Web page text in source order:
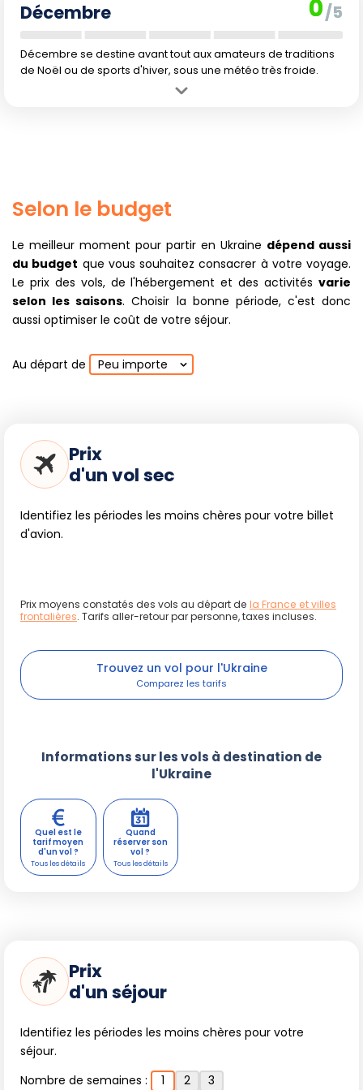
Décembre 0/5
Décembre se destine avant tout aux amateurs de traditions
de Noël ou de sports d'hiver, sous une météo très froide.
Selon le budget
Le meilleur moment pour partir en Ukraine dépend aussi
du budget que vous souhaitez consacrer à votre voyage.
Le prix des vols, de l'hébergement et des activités varie
selon les saisons. Choisir la bonne période, c'est donc
aussi optimiser le coût de votre séjour.
Au départ de Peu importe
Prix
d'un vol sec
Identifiez les périodes les moins chères pour votre billet
d'avion.
Prix moyens constatés des vols au départ de la France et villes
frontalières. Tarifs aller-retour par personne, taxes incluses.
Trouvez un vol pour l'Ukraine
Informations sur les vols à destination de
l'Ukraine
Quel est le
tarif moyen
d'un vol ?
Quand
réserver son
vol ?
Prix
d'un séjour
Identifiez les périodes les moins chères pour votre
séjour.
Nombre de semaines :
1 2 3